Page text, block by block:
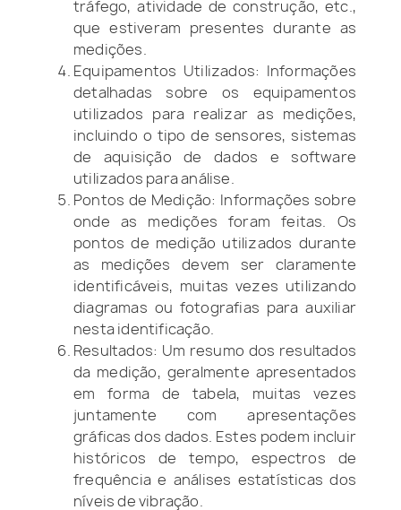
tráfego, atividade de construção, etc.,
que estiveram presentes durante as
medições.
Equipamentos Utilizados: Informações
detalhadas sobre os equipamentos
utilizados para realizar as medições,
incluindo o tipo de sensores, sistemas
de aquisição de dados e software
utilizados para análise.
Pontos de Medição: Informações sobre
onde as medições foram feitas. Os
pontos de medição utilizados durante
as medições devem ser claramente
identificáveis, muitas vezes utilizando
diagramas ou fotografias para auxiliar
nesta identificação.
Resultados: Um resumo dos resultados
da medição, geralmente apresentados
em forma de tabela, muitas vezes
juntamente com apresentações
gráficas dos dados. Estes podem incluir
históricos de tempo, espectros de
frequência e análises estatísticas dos
níveis de vibração.